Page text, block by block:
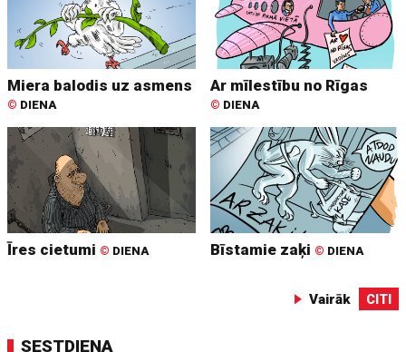
Miera balodis uz asmens
© DIENA
Ar mīlestību no Rīgas
© DIENA
Īres cietumi © DIENA Bīstamie zaķi © DIENA
Vairāk CITI
SESTDIENA